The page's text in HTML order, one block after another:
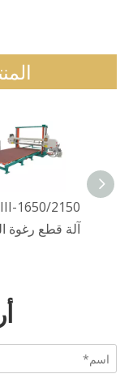
1650/2150
آلة قطع رغوة